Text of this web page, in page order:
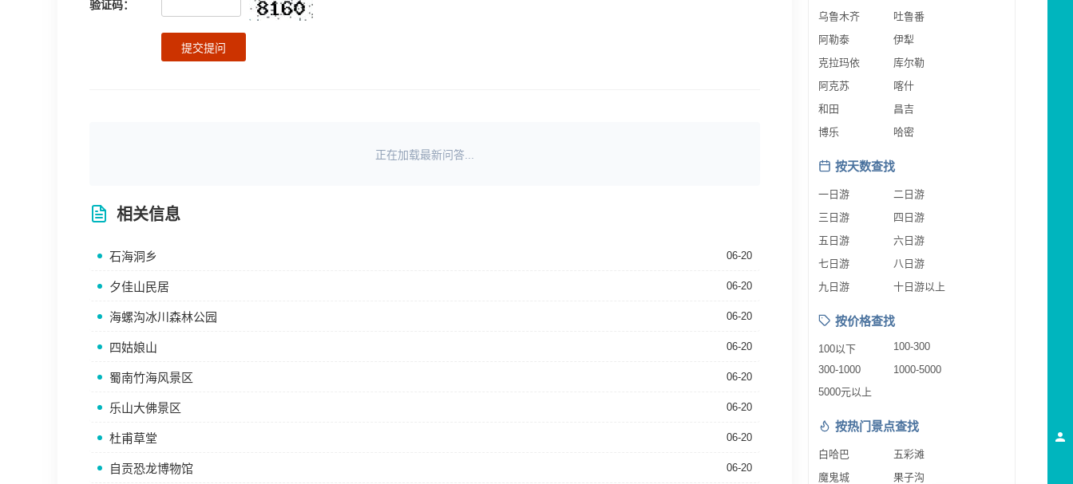
验证码：
提交提问
正在加载最新问答...
相关信息
石海洞乡 06-20
夕佳山民居 06-20
海螺沟冰川森林公园 06-20
四姑娘山 06-20
蜀南竹海风景区 06-20
乐山大佛景区 06-20
杜甫草堂 06-20
自贡恐龙博物馆 06-20
乌鲁木齐
吐鲁番
阿勒泰
伊犁
克拉玛依
库尔勒
阿克苏
喀什
和田
昌吉
博乐
哈密
按天数查找
一日游
二日游
三日游
四日游
五日游
六日游
七日游
八日游
九日游
十日游以上
按价格查找
100以下
100-300
300-1000
1000-5000
5000元以上
按热门景点查找
白哈巴
五彩滩
魔鬼城
果子沟